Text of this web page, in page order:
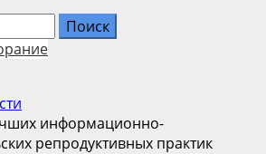
информационно-
репродуктивных практик